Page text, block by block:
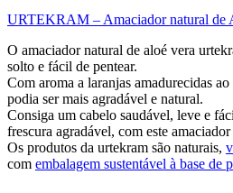
URTEKRAM – Amaciador natural de
O amaciador natural de aloé vera
solto e fácil de pentear.
Com aroma a laranjas amadurecidas
podia ser mais agradável e natural.
Consiga um cabelo saudável, leve e
frescura agradável, com este
Os produtos da urtekram são naturais,
com embalagem sustentável à base de